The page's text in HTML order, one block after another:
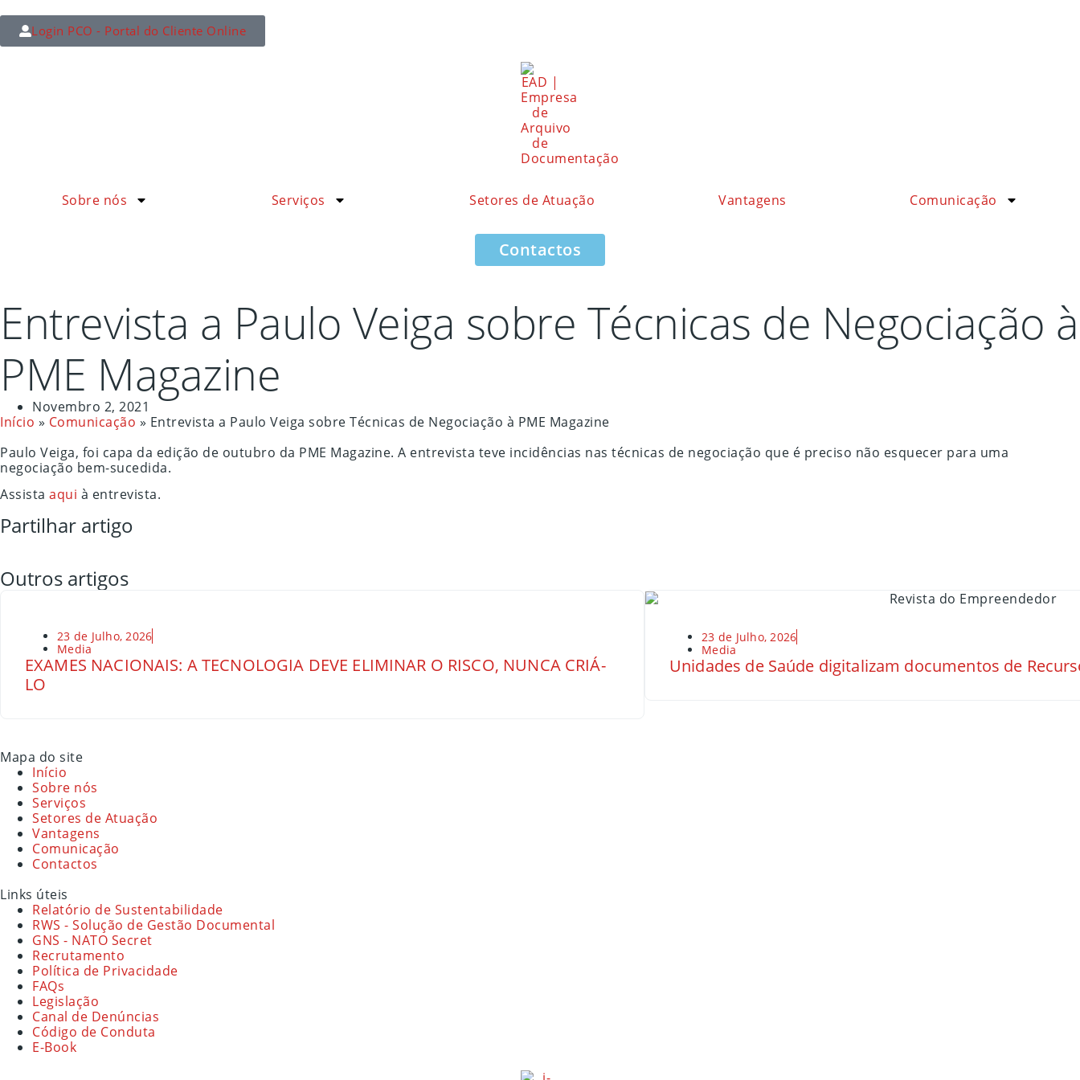
Login PCO - Portal do Cliente Online
Sobre nós Serviços Setores de Atuação Vantagens Comunicação
Contactos
Entrevista a Paulo Veiga sobre Técnicas de Negociação à
PME Magazine
Novembro 2, 2021
Início » Comunicação » Entrevista a Paulo Veiga sobre Técnicas de Negociação à PME Magazine
Paulo Veiga, foi capa da edição de outubro da PME Magazine. A entrevista teve incidências nas técnicas de negociação que é preciso não esquecer para uma
negociação bem-sucedida.
Assista aqui à entrevista.
Partilhar artigo
Outros artigos
23 de Julho, 2026
Media
EXAMES NACIONAIS: A TECNOLOGIA DEVE ELIMINAR O RISCO, NUNCA CRIÁ-
LO
23 de Julho, 2026
Media
Unidades de Saúde digitalizam documentos de
Mapa do site
Início
Sobre nós
Serviços
Setores de Atuação
Vantagens
Comunicação
Contactos
Links úteis
Relatório de Sustentabilidade
RWS - Solução de Gestão Documental
GNS - NATO Secret
Recrutamento
Política de Privacidade
FAQs
Legislação
Canal de Denúncias
Código de Conduta
E-Book